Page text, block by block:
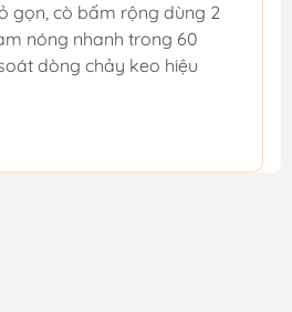
gọn, cò bấm rộng dùng 2
nóng nhanh trong 60
dòng chảy keo hiệu